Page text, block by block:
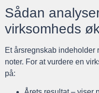
Sådan
virksomheds
Et årsregnskab indeholder
noter. For at vurdere en
på: